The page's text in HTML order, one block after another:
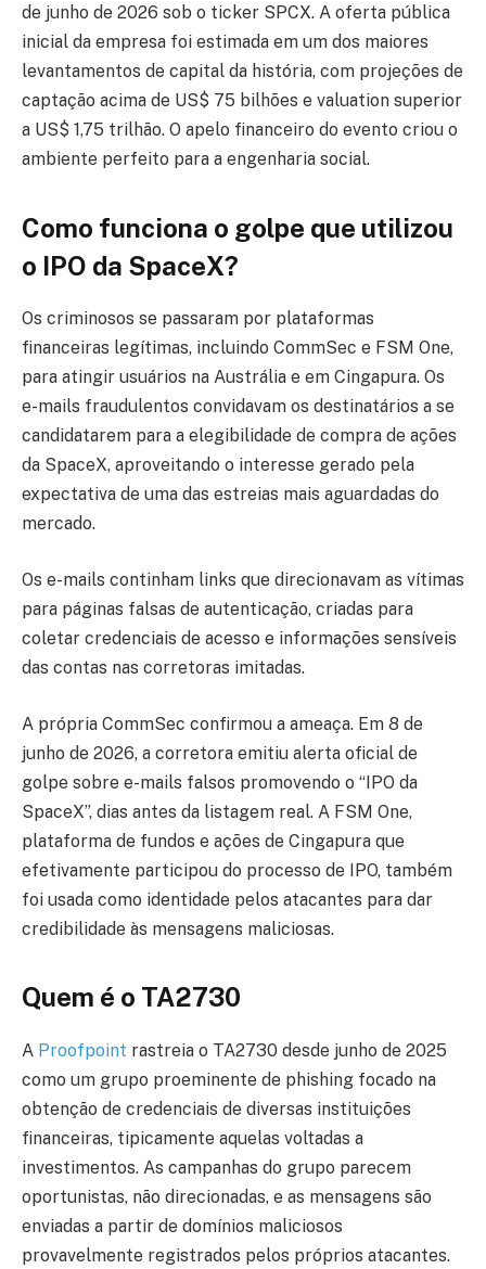
de junho de 2026 sob o ticker SPCX. A oferta pública
inicial da empresa foi estimada em um dos maiores
levantamentos de capital da história, com projeções de
captação acima de US$ 75 bilhões e valuation superior
a US$ 1,75 trilhão. O apelo financeiro do evento criou o
ambiente perfeito para a engenharia social.
Como funciona o golpe que utilizou
o IPO da SpaceX?
Os criminosos se passaram por plataformas
financeiras legítimas, incluindo CommSec e FSM One,
para atingir usuários na Austrália e em Cingapura. Os
e-mails fraudulentos convidavam os destinatários a se
candidatarem para a elegibilidade de compra de ações
da SpaceX, aproveitando o interesse gerado pela
expectativa de uma das estreias mais aguardadas do
mercado.
Os e-mails continham links que direcionavam as vítimas
para páginas falsas de autenticação, criadas para
coletar credenciais de acesso e informações sensíveis
das contas nas corretoras imitadas.
A própria CommSec confirmou a ameaça. Em 8 de
junho de 2026, a corretora emitiu alerta oficial de
golpe sobre e-mails falsos promovendo o “IPO da
SpaceX”, dias antes da listagem real. A FSM One,
plataforma de fundos e ações de Cingapura que
efetivamente participou do processo de IPO, também
foi usada como identidade pelos atacantes para dar
credibilidade às mensagens maliciosas.
Quem é o TA2730
A Proofpoint rastreia o TA2730 desde junho de 2025
como um grupo proeminente de phishing focado na
obtenção de credenciais de diversas instituições
financeiras, tipicamente aquelas voltadas a
investimentos. As campanhas do grupo parecem
oportunistas, não direcionadas, e as mensagens são
enviadas a partir de domínios maliciosos
provavelmente registrados pelos próprios atacantes.